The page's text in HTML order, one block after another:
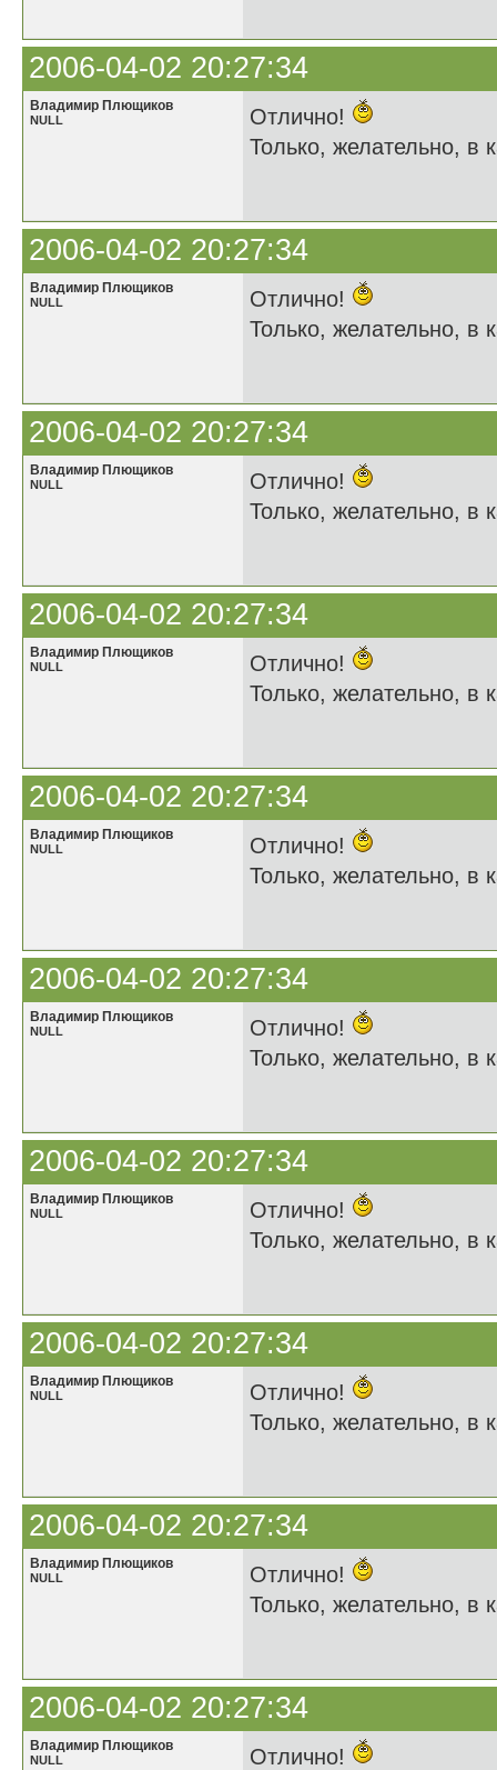
2006-04-02 20:27:34
Владимир Плющиков
NULL
Отлично!
Только, желательно, в
2006-04-02 20:27:34
Владимир Плющиков
NULL
Отлично!
Только, желательно, в
2006-04-02 20:27:34
Владимир Плющиков
NULL
Отлично!
Только, желательно, в
2006-04-02 20:27:34
Владимир Плющиков
NULL
Отлично!
Только, желательно, в
2006-04-02 20:27:34
Владимир Плющиков
NULL
Отлично!
Только, желательно, в
2006-04-02 20:27:34
Владимир Плющиков
NULL
Отлично!
Только, желательно, в
2006-04-02 20:27:34
Владимир Плющиков
NULL
Отлично!
Только, желательно, в
2006-04-02 20:27:34
Владимир Плющиков
NULL
Отлично!
Только, желательно, в
2006-04-02 20:27:34
Владимир Плющиков
NULL
Отлично!
Только, желательно, в
2006-04-02 20:27:34
Владимир Плющиков
NULL
Отлично!